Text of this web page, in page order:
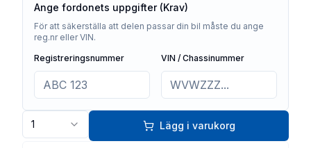
Ange fordonets uppgifter (Krav)
För att säkerställa att delen passar din bil måste du ange
reg.nr eller VIN.
Registreringsnummer
VIN / Chassinummer
1 Lägg i varukorg